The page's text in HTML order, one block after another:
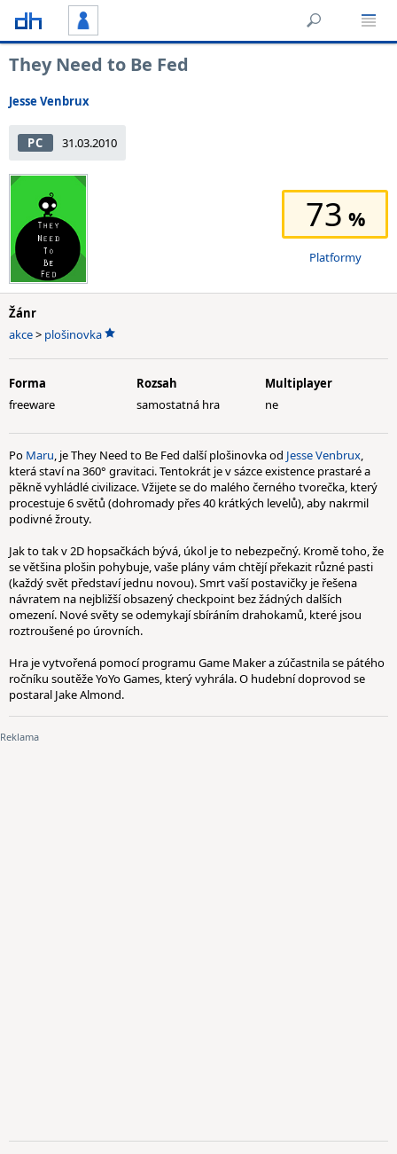
They Need to Be Fed
Jesse Venbrux
PC 31.03.2010
73
Platformy
Žánr
akce> plošinovka
Forma
freeware
Rozsah
samostatná hra
Multiplayer
ne
Po Maru, je They Need to Be Fed další plošinovka od Jesse Venbrux,
která staví na 360° gravitaci. Tentokrát je v sázce existence prastaré a
pěkně vyhládlé civilizace. Vžijete se do malého černého tvorečka, který
procestuje 6 světů (dohromady přes 40 krátkých levelů), aby nakrmil
podivné žrouty.
Jak to tak v 2D hopsačkách bývá, úkol je to nebezpečný. Kromě toho, že
se většina plošin pohybuje, vaše plány vám chtějí překazit různé pasti
(každý svět představí jednu novou). Smrt vaší postavičky je řešena
návratem na nejbližší obsazený checkpoint bez žádných dalších
omezení. Nové světy se odemykají sbíráním drahokamů, které jsou
roztroušené po úrovních.
Hra je vytvořená pomocí programu Game Maker a zúčastnila se pátého
ročníku soutěže YoYo Games, který vyhrála. O hudební doprovod se
postaral Jake Almond.